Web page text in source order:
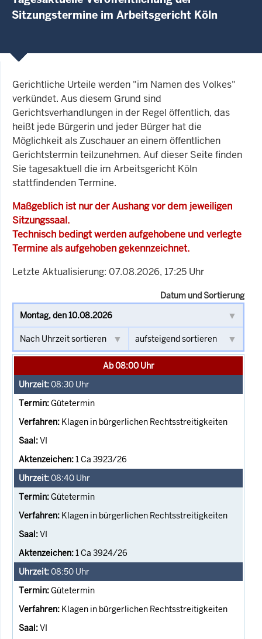
Sitzungstermine im Arbeitsgericht Köln
Gerichtliche Urteile werden "im Namen des Volkes"
verkündet. Aus diesem Grund sind
Gerichtsverhandlungen in der Regel öffentlich, das
heißt jede Bürgerin und jeder Bürger hat die
Möglichkeit als Zuschauer an einem öffentlichen
Gerichtstermin teilzunehmen. Auf dieser Seite finden
Sie tagesaktuell die im Arbeitsgericht Köln
stattfindenden Termine.
Maßgeblich ist nur der Aushang vor dem jeweiligen
Sitzungssaal.
Technisch bedingt werden aufgehobene und verlegte
Termine als aufgehoben gekennzeichnet.
Letzte Aktualisierung: 07.08.2026, 17:25 Uhr
Datum und Sortierung
Ab 08:00 Uhr
08:30 Uhr
Gütetermin
Klagen in bürgerlichen Rechtsstreitigkeiten
VI
1 Ca 3923/26
08:40 Uhr
Gütetermin
Klagen in bürgerlichen Rechtsstreitigkeiten
VI
1 Ca 3924/26
08:50 Uhr
Gütetermin
Klagen in bürgerlichen Rechtsstreitigkeiten
VI